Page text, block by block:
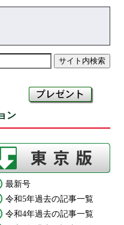
ン
最新号
令和5年過去の記事一覧
令和4年過去の記事一覧